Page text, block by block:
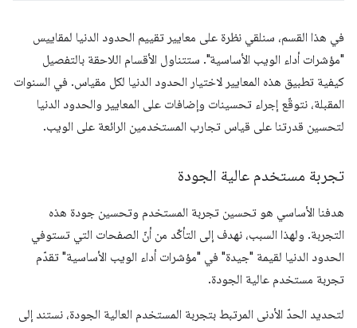
في هذا القسم، سنلقي نظرة على معايير تقييم الحدود الدنيا لمقاييس
"مؤشرات أداء الويب الأساسية". ستتناول الأقسام اللاحقة بالتفصيل
كيفية تطبيق هذه المعايير لاختيار الحدود الدنيا لكل مقياس. في السنوات
المقبلة، نتوقّع إجراء تحسينات وإضافات على المعايير والحدود الدنيا
لتحسين قدرتنا على قياس تجارب المستخدمين الرائعة على الويب.
تجربة مستخدم عالية الجودة
هدفنا الأساسي هو تحسين تجربة المستخدم وتحسين جودة هذه
التجربة. ولهذا السبب، نهدف إلى التأكّد من أنّ الصفحات التي تستوفي
الحدود الدنيا لقيمة "جيدة" في "مؤشرات أداء الويب الأساسية" تقدّم
تجربة مستخدم عالية الجودة.
لتحديد الحدّ الأدنى المرتبط بتجربة المستخدم العالية الجودة، نستند إلى